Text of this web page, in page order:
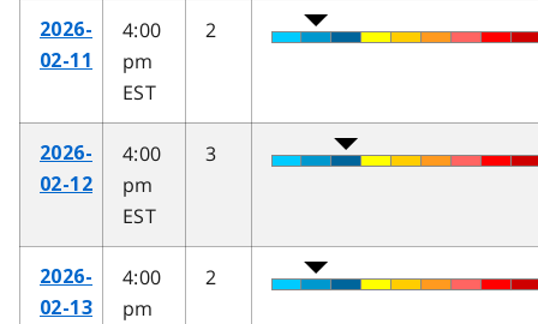
2026-
02-11
4:00
pm
EST
2
2026-
02-12
4:00
pm
EST
3
2026-
02-13
4:00
pm
2